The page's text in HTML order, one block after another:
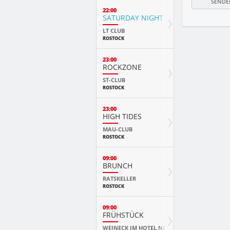
22:00
SATURDAY NIGHT FEVER
LT CLUB
ROSTOCK
23:00
ROCKZONE
ST-CLUB
ROSTOCK
23:00
HIGH TIDES
MAU-CLUB
ROSTOCK
09:00
BRUNCH
RATSKELLER
ROSTOCK
09:00
FRÜHSTÜCK
WEINECK IM HOTEL NEPTUN